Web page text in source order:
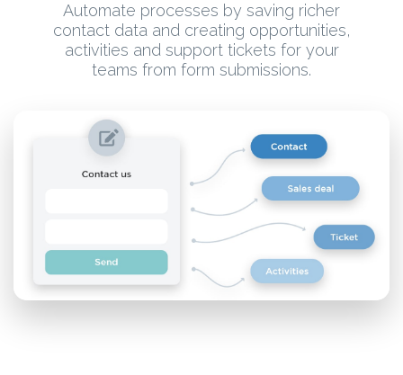
Automate processes by saving richer
contact data and creating opportunities,
activities and support tickets for your
teams from form submissions.